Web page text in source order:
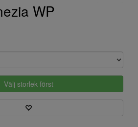
WP
Välj storlek först